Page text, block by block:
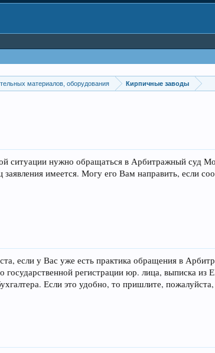
материалов, оборудования Кирпичные заводы
нужно обращаться в Арбитражный суд
заявления имеется. Могу его Вам направить, если
если у Вас уже есть практика обращения в
государственной регистрации юр. лица, выписка
Если это удобно, то пришлите,